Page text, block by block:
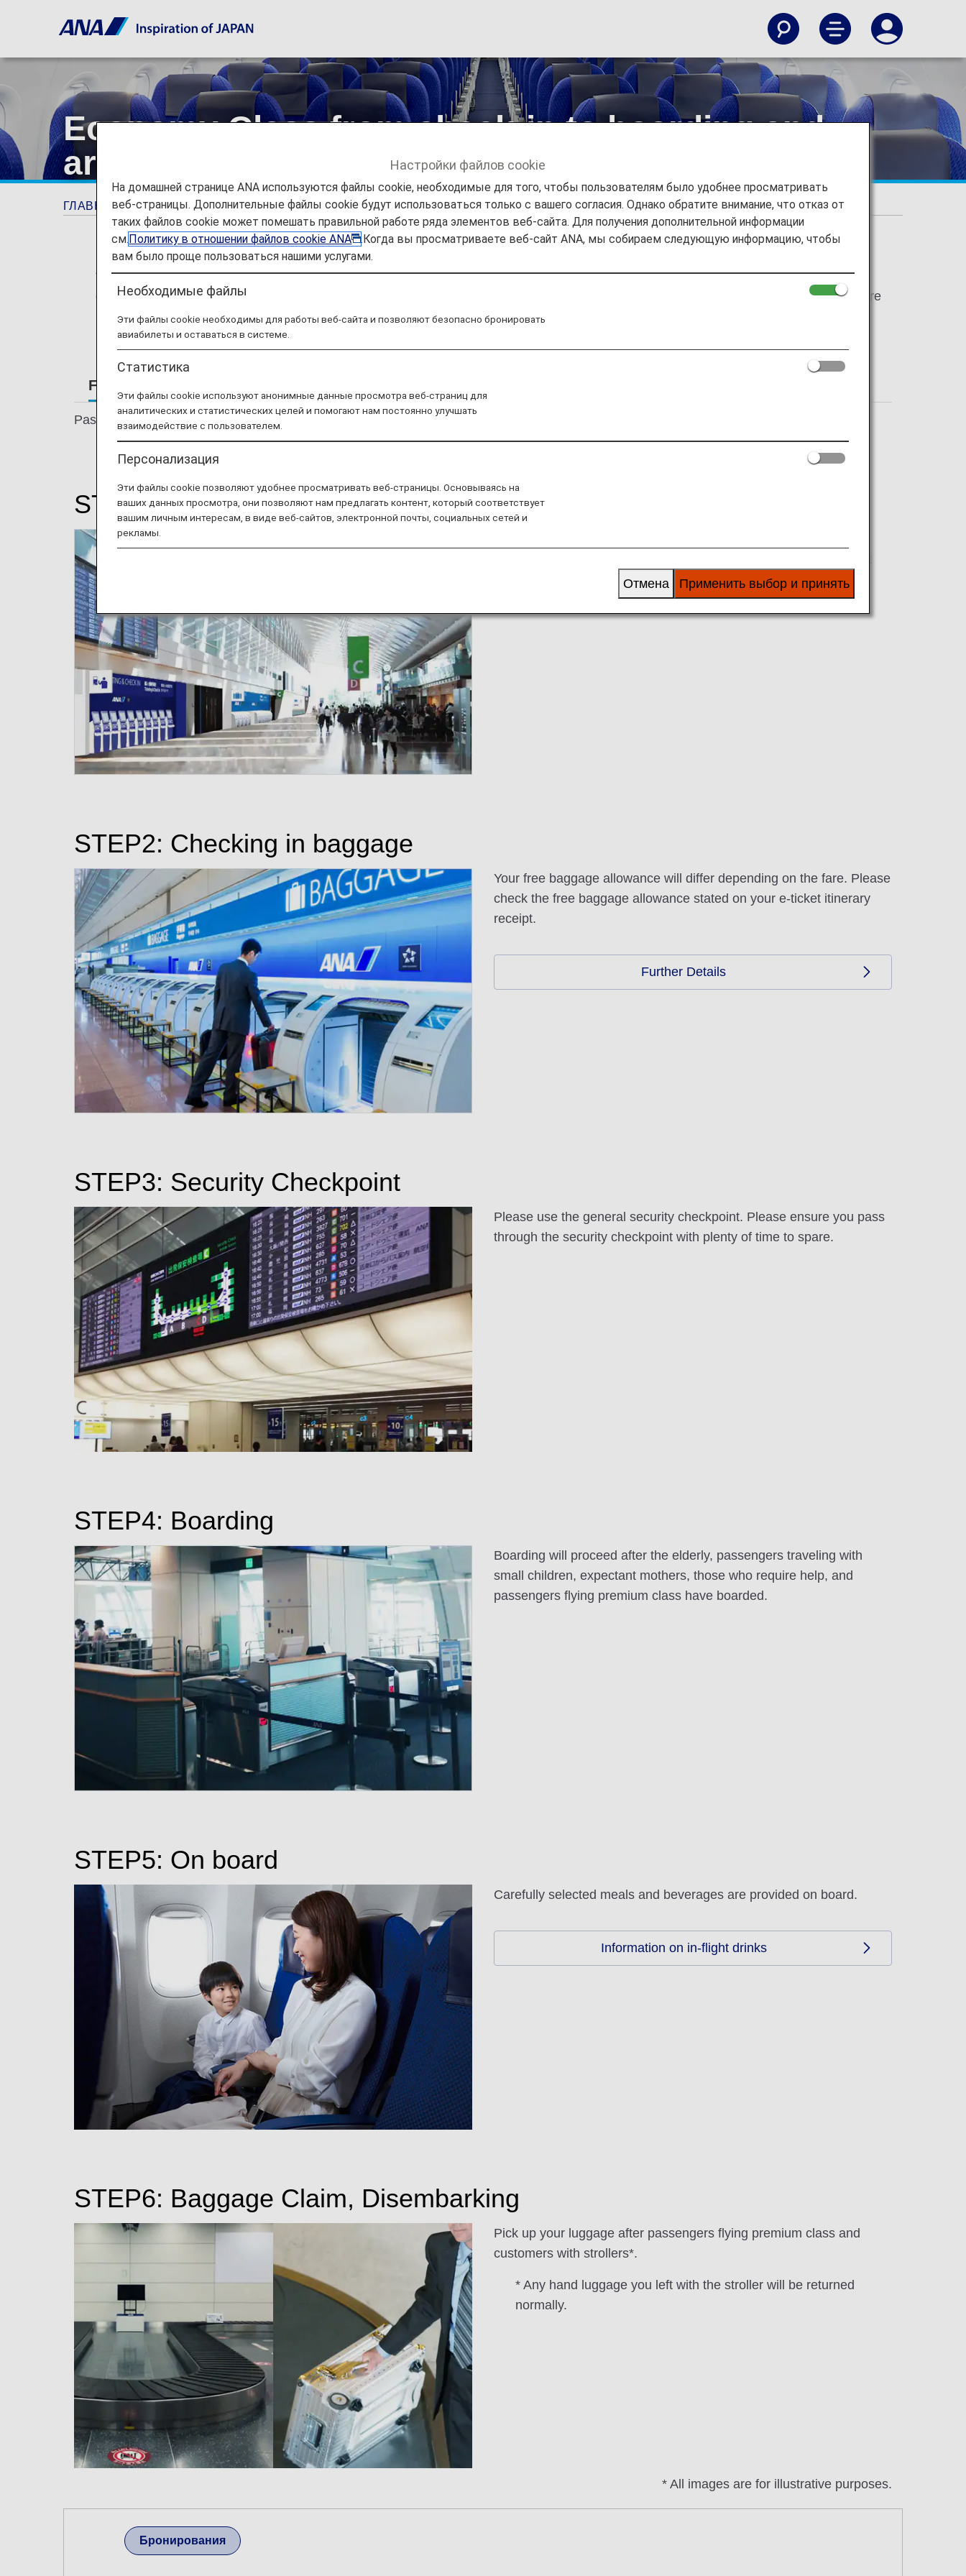
Economy Class from check-in to boarding and
arrival [Japan Domestic Flights]
ГЛАВНАЯ СТРАНИЦА Руководство Economy Class from check-in to boarding and arrival [Japan Domestic Flights]
* For flights departing on or after May 19, 2026, the descriptions on the reservation search page for Japan domestic flights have been
changed from "Premium Class" and "Economy Class Seat" to "First Class (Premium Class)" and "Economy Class" respectively. There are
no plans for any changes to the service following this change in terminology.
From Check-in to Boarding and Arrival
Passengers flying economy are accommodated with ground service.
STEP1: Airport Procedure
STEP2: Checking in baggage
Your free baggage allowance will differ depending on the fare. Please
check the free baggage allowance stated on your e-ticket itinerary
receipt.
Further Details
STEP3: Security Checkpoint
Please use the general security checkpoint. Please ensure you pass
through the security checkpoint with plenty of time to spare.
STEP4: Boarding
Boarding will proceed after the elderly, passengers traveling with
small children, expectant mothers, those who require help, and
passengers flying premium class have boarded.
STEP5: On board
Carefully selected meals and beverages are provided on board.
Information on in-flight drinks
STEP6: Baggage Claim, Disembarking
Pick up your luggage after passengers flying premium class and
customers with strollers*.
* Any hand luggage you left with the stroller will be returned
normally.
* All images are for illustrative purposes.
Бронирования
Настройки файлов cookie
На домашней странице ANA используются файлы cookie, необходимые для того, чтобы пользователям было удобнее просматривать
веб-страницы. Дополнительные файлы cookie будут использоваться только с вашего согласия. Однако обратите внимание, что отказ от
таких файлов cookie может помешать правильной работе ряда элементов веб-сайта. Для получения дополнительной информации
см.Политику в отношении файлов cookie ANA
.Когда вы просматриваете веб-сайт ANA, мы собираем следующую информацию, чтобы
вам было проще пользоваться нашими услугами.
Необходимые файлы
Эти файлы cookie необходимы для работы веб-сайта и позволяют безопасно бронировать
авиабилеты и оставаться в системе.
Статистика
Эти файлы cookie используют анонимные данные просмотра веб-страниц для
аналитических и статистических целей и помогают нам постоянно улучшать
взаимодействие с пользователем.
Персонализация
Эти файлы cookie позволяют удобнее просматривать веб-страницы. Основываясь на
ваших данных просмотра, они позволяют нам предлагать контент, который соответствует
вашим личным интересам, в виде веб-сайтов, электронной почты, социальных сетей и
рекламы.
Применить выбор и принять
Отмена